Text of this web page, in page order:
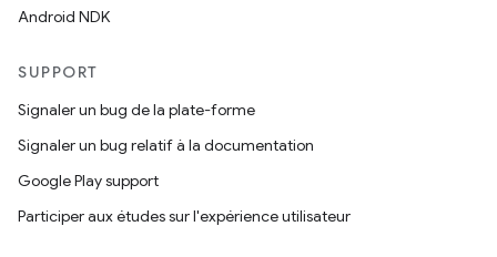
Android NDK
SUPPORT
Signaler un bug de la plate-forme
Signaler un bug relatif à la documentation
Google Play support
Participer aux études sur l'expérience utilisateur